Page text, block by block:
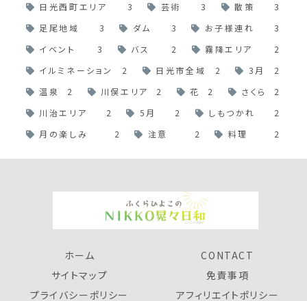
日光西町エリア
3 芸術 3 散策
3
足尾地域
3 ダム 3 お子様連れ
3
イベント
3 バス 2 霧降エリア
2
イルミネーション
2 日光市全域 2 3月
2
温泉
2 川俣エリア 2 花 2 さくら
2
川治エリア
2 5月 2 しもつかれ
2
月の楽しみ
2 注意 2 料理 2
ホーム
CONTACT
サイトマップ
免責事項
プライバシーポリシー
アフィリエイトポリシー